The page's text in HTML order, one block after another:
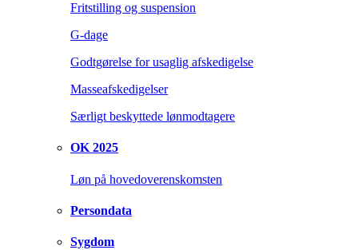
Fritstilling og suspension
G-dage
Godtgørelse for usaglig afskedigelse
Masseafskedigelser
Særligt beskyttede lønmodtagere
OK 2025
Løn på hovedoverenskomsten
Persondata
Sygdom